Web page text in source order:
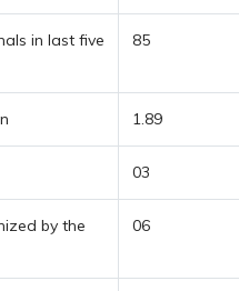
in last five
85
1.89
03
by the
06